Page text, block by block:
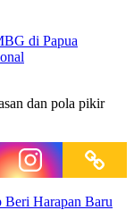
di Papua
dan pola pikir
Beri Harapan Baru